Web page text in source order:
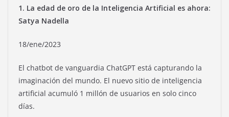
1. La edad de oro de la Inteligencia Artificial es ahora:
Satya Nadella
18/ene/2023
El chatbot de vanguardia ChatGPT está capturando la
imaginación del mundo. El nuevo sitio de inteligencia
artificial acumuló 1 millón de usuarios en solo cinco
días.